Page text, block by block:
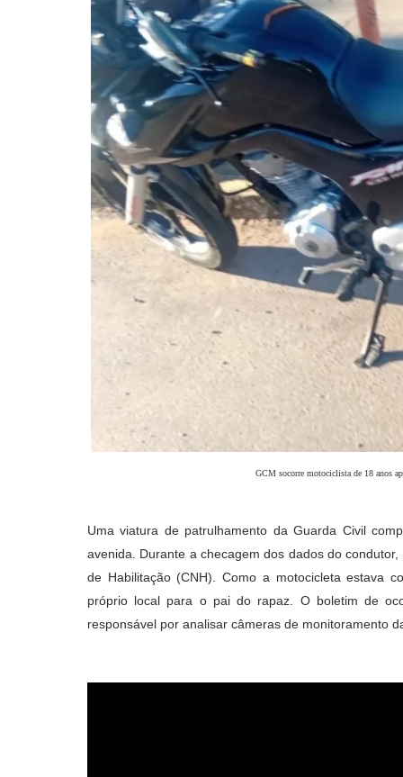
GCM socorre motociclista de 18 anos
Uma viatura de patrulhamento da Guarda Civil
avenida. Durante a checagem dos dados do
de Habilitação (CNH). Como a motocicleta estava
próprio local para o pai do rapaz. O boletim de
responsável por analisar câmeras de monitoramento